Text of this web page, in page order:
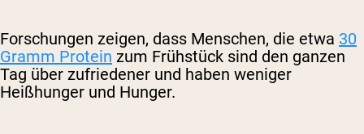
Forschungen zeigen, dass Menschen, die etwa 30
Gramm Protein zum Frühstück sind den ganzen
Tag über zufriedener und haben weniger
Heißhunger und Hunger.